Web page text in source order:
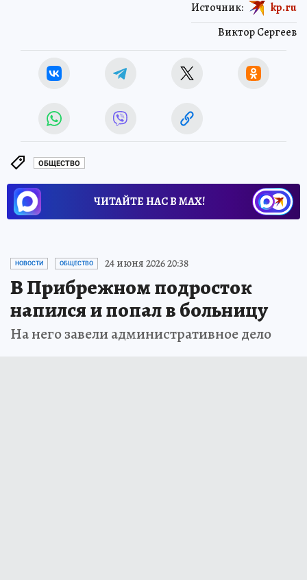
Виктор Сергеев
Источник: kp.ru
ОБЩЕСТВО
ЧИТАЙТЕ НАС В МАХ!
НОВОСТИ ОБЩЕСТВО 24 июня 2026 20:38
В Прибрежном подросток
напился и попал в больницу
На него завели административное дело